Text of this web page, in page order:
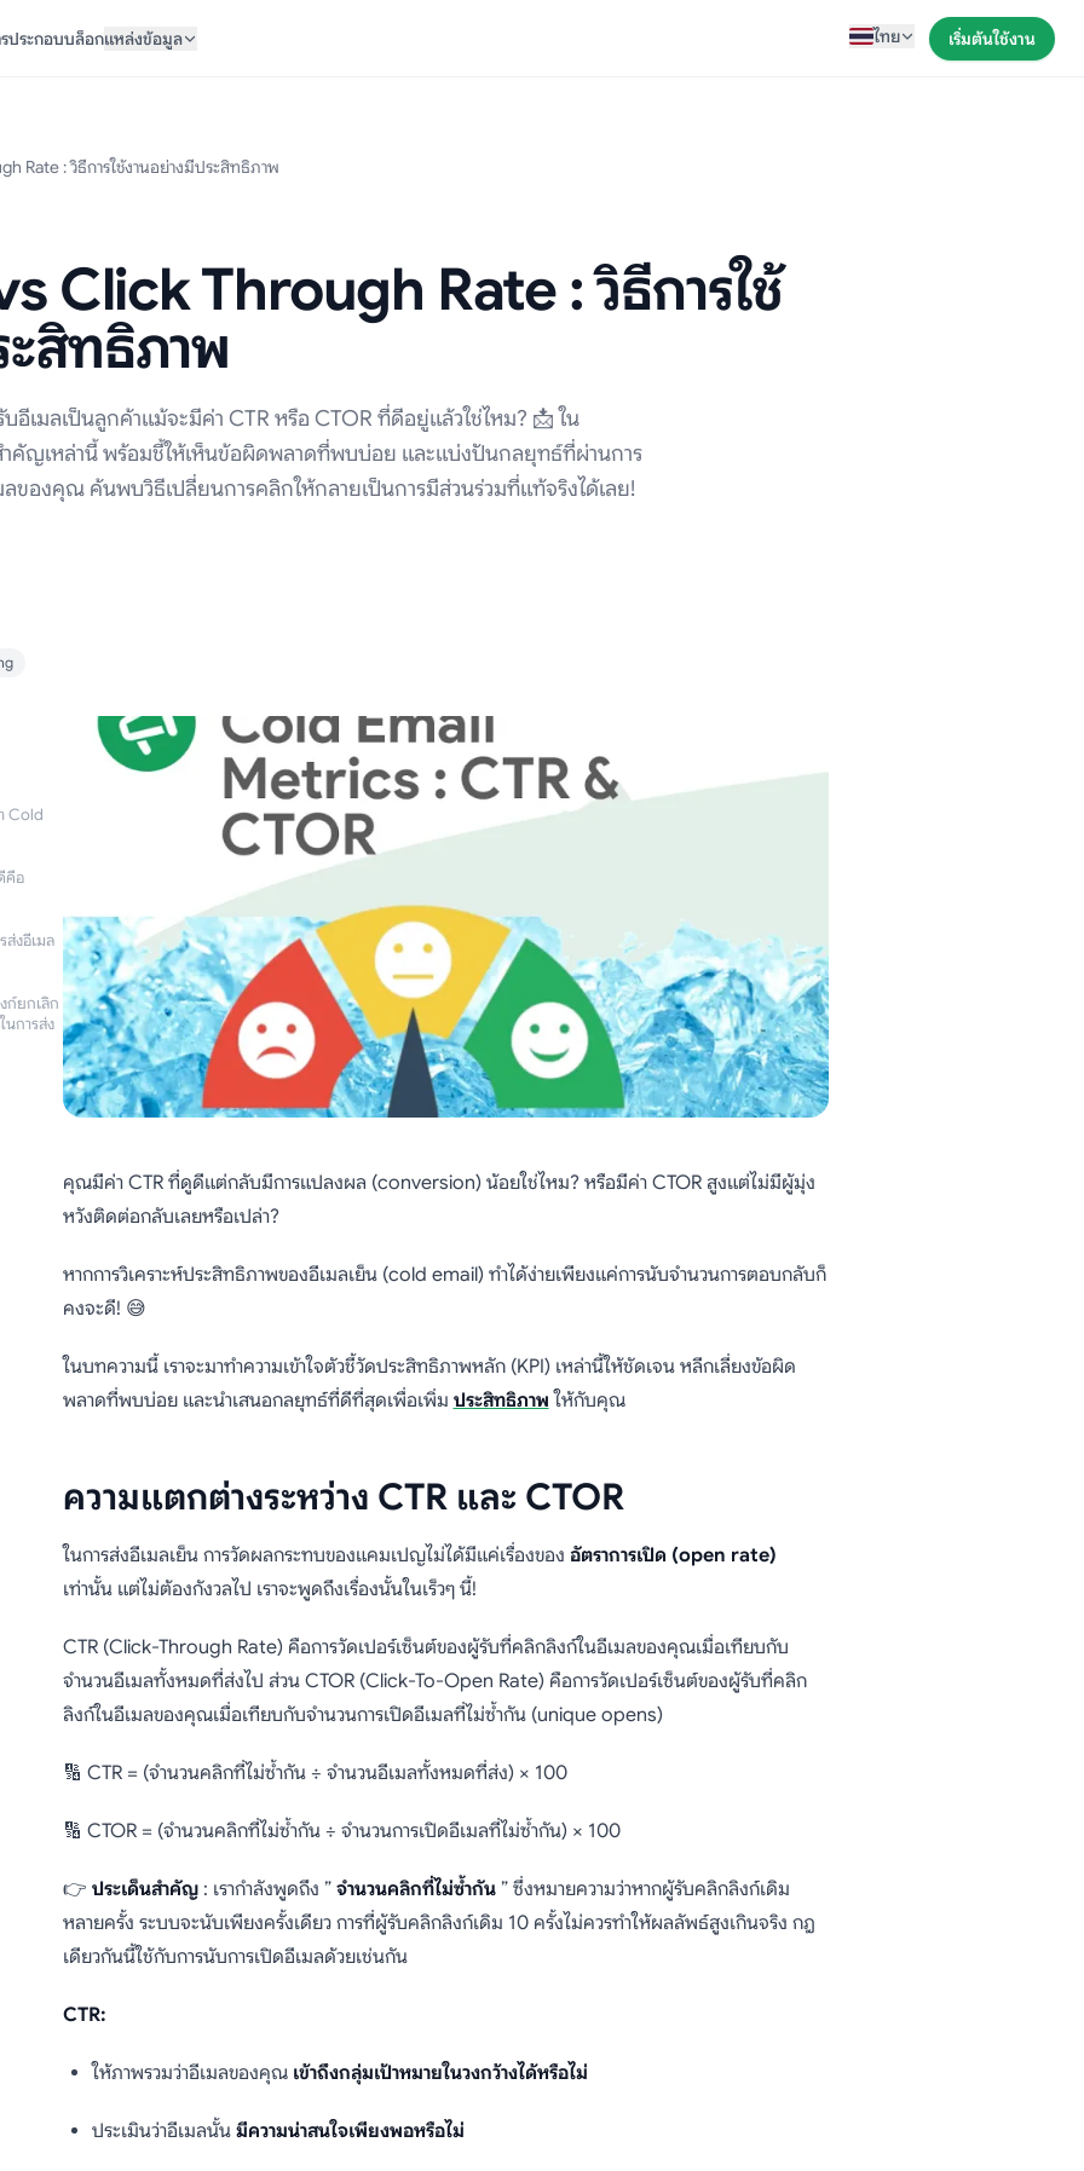
ประกอบบล็อกแหล่งข้อมูล ไทย เริ่มต้นใช้งาน
Rate : วิธีการใช้งานอย่างมีประสิทธิภาพ
Click Through Rate : วิธีการใช้
สิทธิภาพ
เมลเป็นลูกค้าแม้จะมีค่า CTR หรือ CTOR ที่ดีอยู่แล้วใช่ไหม? 📩 ใน
ำคัญเหล่านี้ พร้อมชี้ให้เห็นข้อผิดพลาดที่พบบ่อย และแบ่งปันกลยุทธ์ที่ผ่านการ
ของคุณ ค้นพบวิธีเปลี่ยนการคลิกให้กลายเป็นการมีส่วนร่วมที่แท้จริงได้เลย!
Cold
คือ
ส่งอีเมล
ก์ยกเลิก
นการส่ง
คุณมีค่า CTR ที่ดูดีแต่กลับมีการแปลงผล (conversion) น้อยใช่ไหม? หรือมีค่า CTOR สูงแต่ไม่มีผู้มุ่ง
หวังติดต่อกลับเลยหรือเปล่า?
หากการวิเคราะห์ประสิทธิภาพของอีเมลเย็น (cold email) ทำได้ง่ายเพียงแค่การนับจำนวนการตอบกลับก็
คงจะดี! 😅
ในบทความนี้ เราจะมาทำความเข้าใจตัวชี้วัดประสิทธิภาพหลัก (KPI) เหล่านี้ให้ชัดเจน หลีกเลี่ยงข้อผิด
พลาดที่พบบ่อย และนำเสนอกลยุทธ์ที่ดีที่สุดเพื่อเพิ่ม ประสิทธิภาพ ให้กับคุณ
ความแตกต่างระหว่าง CTR และ CTOR
ในการส่งอีเมลเย็น การวัดผลกระทบของแคมเปญไม่ได้มีแค่เรื่องของ อัตราการเปิด (open rate)
เท่านั้น แต่ไม่ต้องกังวลไป เราจะพูดถึงเรื่องนั้นในเร็วๆ นี้!
CTR (Click-Through Rate) คือการวัดเปอร์เซ็นต์ของผู้รับที่คลิกลิงก์ในอีเมลของคุณเมื่อเทียบกับ
จำนวนอีเมลทั้งหมดที่ส่งไป ส่วน CTOR (Click-To-Open Rate) คือการวัดเปอร์เซ็นต์ของผู้รับที่คลิก
ลิงก์ในอีเมลของคุณเมื่อเทียบกับจำนวนการเปิดอีเมลที่ไม่ซ้ำกัน (unique opens)
🔢 CTR = (จำนวนคลิกที่ไม่ซ้ำกัน ÷ จำนวนอีเมลทั้งหมดที่ส่ง) × 100
🔢 CTOR = (จำนวนคลิกที่ไม่ซ้ำกัน ÷ จำนวนการเปิดอีเมลที่ไม่ซ้ำกัน) × 100
👉 ประเด็นสำคัญ: เรากำลังพูดถึง ” จำนวนคลิกที่ไม่ซ้ำกัน” ซึ่งหมายความว่าหากผู้รับคลิกลิงก์เดิม
หลายครั้ง ระบบจะนับเพียงครั้งเดียว การที่ผู้รับคลิกลิงก์เดิม 10 ครั้งไม่ควรทำให้ผลลัพธ์สูงเกินจริง กฎ
เดียวกันนี้ใช้กับการนับการเปิดอีเมลด้วยเช่นกัน
CTR:
ให้ภาพรวมว่าอีเมลของคุณ เข้าถึงกลุ่มเป้าหมายในวงกว้างได้หรือไม่
ประเมินว่าอีเมลนั้น มีความน่าสนใจเพียงพอหรือไม่